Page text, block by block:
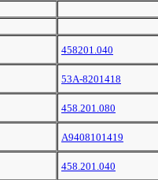
458201.040
53A-8201418
458.201.080
А9408101419
458.201.040